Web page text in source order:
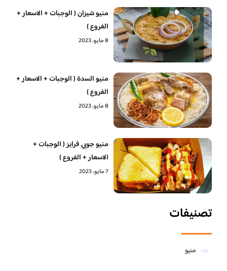
منيو شيزان ( الوجبات + الاسعار +
الفروع )
8 مايو، 2023
منيو السدة ( الوجبات + الاسعار +
الفروع )
8 مايو، 2023
منيو جوبي فرايز ( الوجبات +
الاسعار + الفروع )
7 مايو، 2023
تصنيفات
منيو